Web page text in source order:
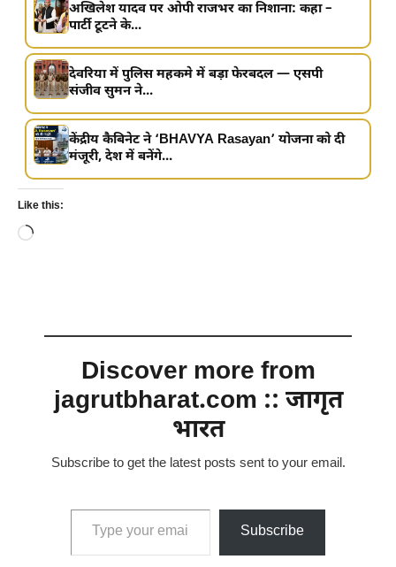
अखिलेश यादव पर ओपी राजभर का निशाना: कहा –
पार्टी टूटने के...
देवरिया में पुलिस महकमे में बड़ा फेरबदल — एसपी
संजीव सुमन ने...
केंद्रीय कैबिनेट ने ‘BHAVYA Rasayan’ योजना को दी
मंजूरी, देश में बनेंगे...
Like this:
Loading…
Discover more from
jagrutbharat.com :: जागृत
भारत
Subscribe to get the latest posts sent to your email.
Type your email…
Subscribe